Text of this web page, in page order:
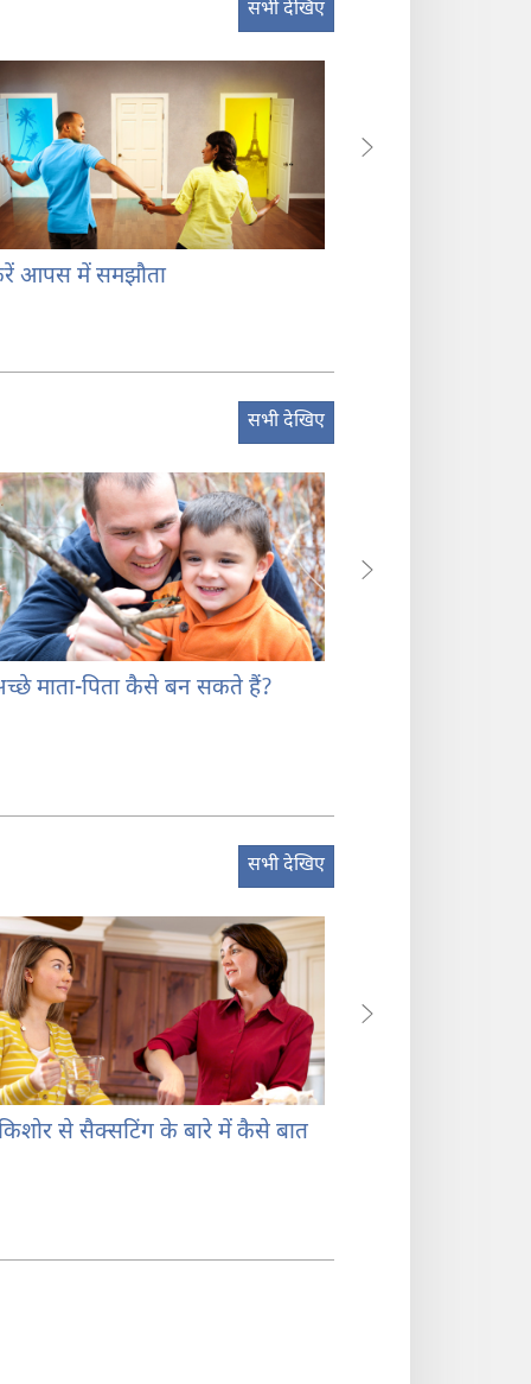
सभी देखिए
आपस में समझौता
सभी देखिए
माता-पिता कैसे बन सकते हैं?
सभी देखिए
से सैक्सटिंग के बारे में कैसे बात